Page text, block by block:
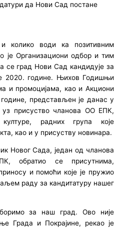
да Нови Сад постане
колико води ка позитивним
је Организациони одбор и тим
се град Нови Сад кандидује за
2020. године. Њихов Годишњи
и промоцијама, као и Акциони
представљен је данас у
уз присуство чланова ОО ЕПК,
културе, радних група које
као и у присуству новинара.
Новог Сада, један од чланова
обратио се присутнима,
и помоћи које је пружио
раду за кандитатуру нашег
за наш град. Ово није
Града и Покрајине, рекао је